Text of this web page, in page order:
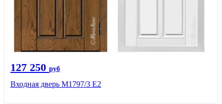
127 250 руб
Входная дверь М1797/3 Е2